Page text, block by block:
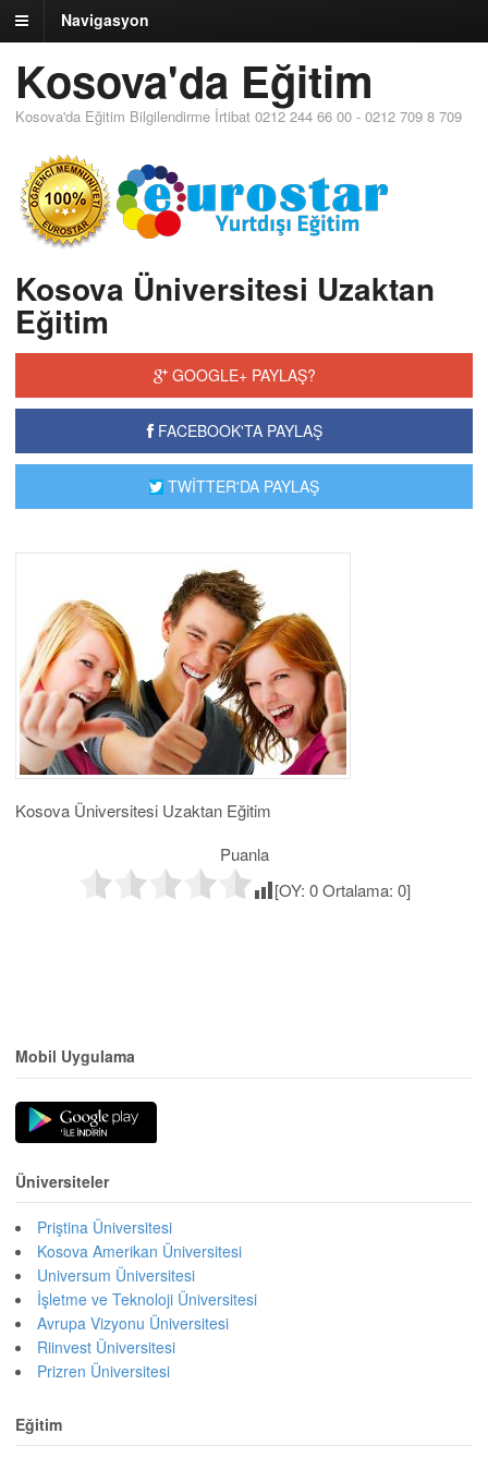
Navigasyon
Kosova'da Eğitim
Kosova'da Eğitim Bilgilendirme İrtibat 0212 244 66 00 - 0212 709 8 709
Kosova Üniversitesi Uzaktan
Eğitim
GOOGLE+ PAYLAŞ?
FACEBOOK'TA PAYLAŞ
TWİTTER'DA PAYLAŞ
Kosova Üniversitesi Uzaktan Eğitim
Puanla
[OY: 0Ortalama: 0]
Mobil Uygulama
Üniversiteler
Priştina Üniversitesi
Kosova Amerikan Üniversitesi
Universum Üniversitesi
İşletme ve Teknoloji Üniversitesi
Avrupa Vizyonu Üniversitesi
Riinvest Üniversitesi
Prizren Üniversitesi
Eğitim